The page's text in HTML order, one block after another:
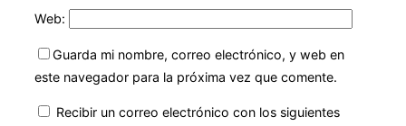
Web:
Guarda mi nombre, correo electrónico, y web en
este navegador para la próxima vez que comente.
Recibir un correo electrónico con los siguientes